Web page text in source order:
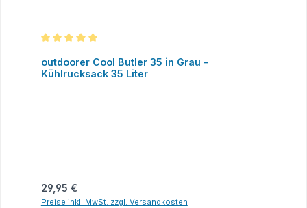
outdoorer Cool Butler 35 in Grau -
Kühlrucksack 35 Liter
Regulärer Preis:
29,95 €
Preise inkl. MwSt. zzgl. Versandkosten